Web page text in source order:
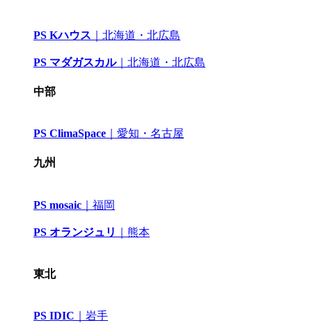
PS Kハウス 北海道・北広島
PS マダガスカル｜ 北海道・北広島
中部
PS ClimaSpace 愛知・名古屋
九州
PS mosaic 福岡
PS オランジュリ 熊本
東北
PS IDIC 岩手